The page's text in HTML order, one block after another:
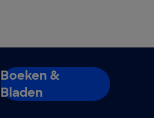
Boeken &
Bladen